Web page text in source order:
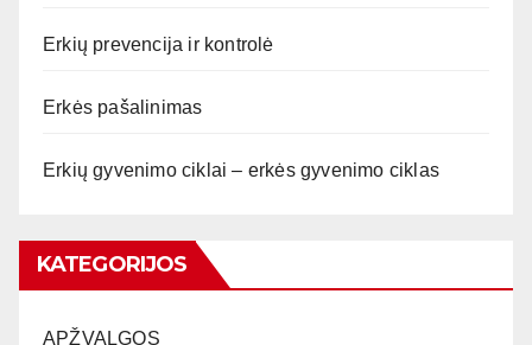
Erkių prevencija ir kontrolė
Erkės pašalinimas
Erkių gyvenimo ciklai – erkės gyvenimo ciklas
KATEGORIJOS
APŽVALGOS